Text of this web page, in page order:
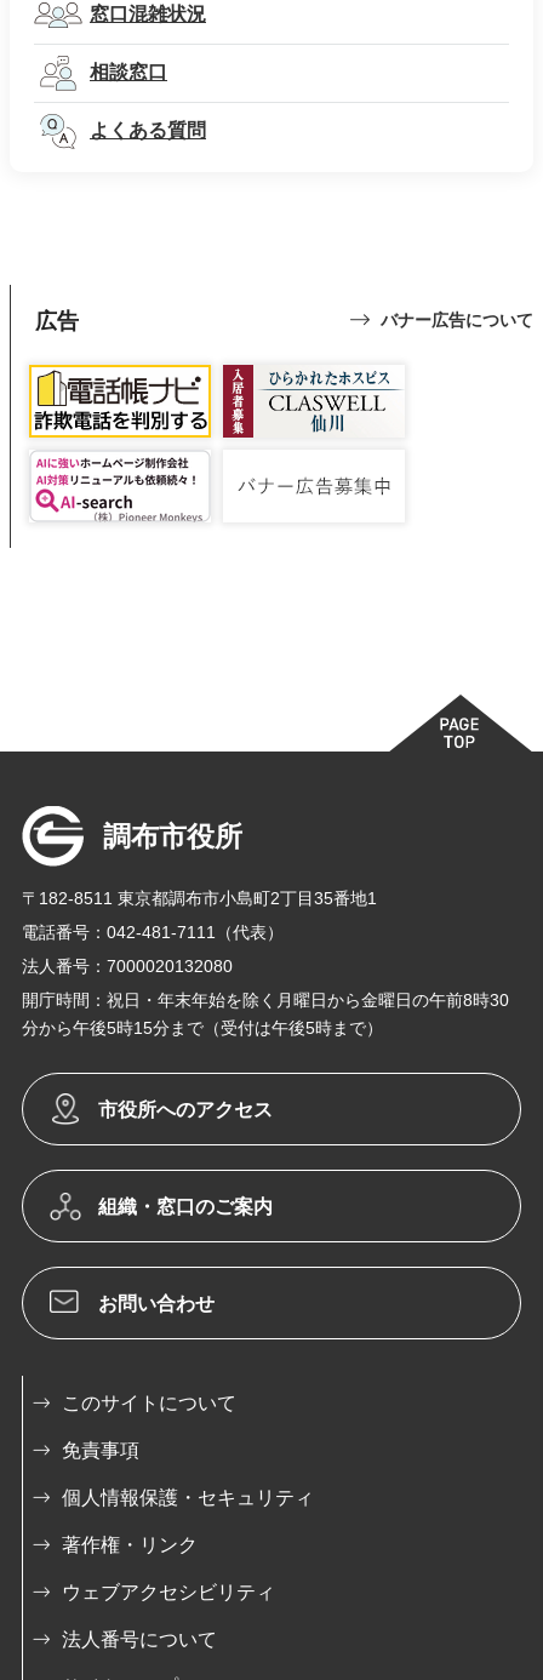
窓口混雑状況
相談窓口
よくある質問
広告 バナー広告について
調布市役所
〒182-8511 東京都調布市小島町2丁目35番地1
電話番号：042-481-7111（代表）
法人番号：7000020132080
開庁時間：祝日・年末年始を除く月曜日から金曜日の午前8時30
分から午後5時15分まで（受付は午後5時まで）
市役所へのアクセス
組織・窓口のご案内
お問い合わせ
このサイトについて
免責事項
個人情報保護・セキュリティ
著作権・リンク
ウェブアクセシビリティ
法人番号について